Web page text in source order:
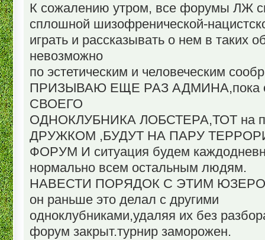
К сожалению утром, все форумы ЛЖ
сплошной шизофренической-
играть и рассказывать о нем в таких
невозможно
по эстетическим и человеческим
ПРИЗЫВАЮ ЕЩЕ РАЗ АДМИНА,пока
СВОЕГО
ОДНОКЛУБНИКА ЛОБСТЕРА,ТОТ на
ДРУЖКОМ ,БУДУТ НА ПАРУ
ФОРУМ И ситуация будем
нормально всем остальным людям.
НАВЕСТИ ПОРЯДОК С ЭТИМ
он раньше это делал с другими
одноклубниками,удаляя их без
форум закрыт.турнир заморожен.